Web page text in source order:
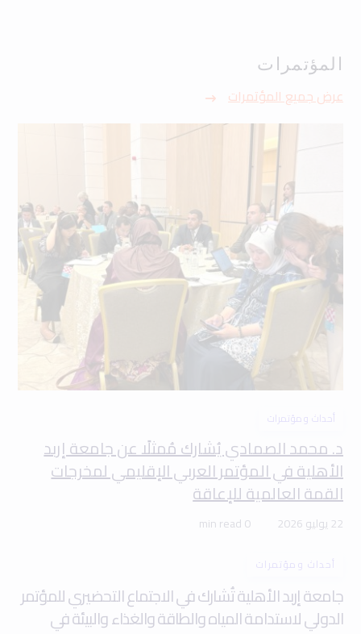
المؤتمرات
عرض جميع المؤتمرات
أحداث ومؤتمرات
د. محمد الصمادي يُشارك مُمثلًا عن جامعة إربد
الأهلية في المؤتمر العربي الإقليمي لمخرجات
القمة العالمية للإعاقة
22 يوليو 2026 0 min read
أحداث ومؤتمرات
جامعة إربد الأهلية تُشارك في الاجتماع التحضيري للمؤتمر
الدولي لاستدامة المياه والطاقة والغذاء والبيئة في